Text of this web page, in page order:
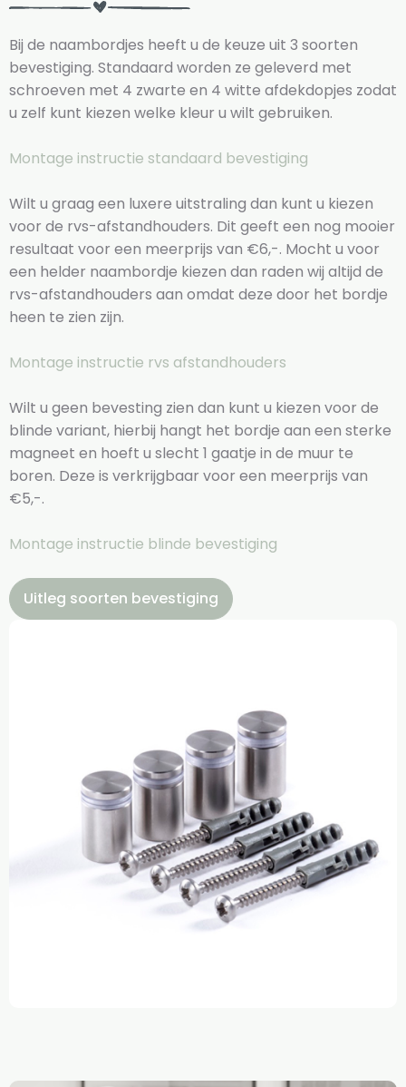
Bij de naambordjes heeft u de keuze uit 3 soorten
bevestiging. Standaard worden ze geleverd met
schroeven met 4 zwarte en 4 witte afdekdopjes zodat
u zelf kunt kiezen welke kleur u wilt gebruiken.
Montage instructie standaard bevestiging
Wilt u graag een luxere uitstraling dan kunt u kiezen
voor de rvs-afstandhouders. Dit geeft een nog mooier
resultaat voor een meerprijs van €6,-. Mocht u voor
een helder naambordje kiezen dan raden wij altijd de
rvs-afstandhouders aan omdat deze door het bordje
heen te zien zijn.
Montage instructie rvs afstandhouders
Wilt u geen bevesting zien dan kunt u kiezen voor de
blinde variant, hierbij hangt het bordje aan een sterke
magneet en hoeft u slecht 1 gaatje in de muur te
boren. Deze is verkrijgbaar voor een meerprijs van
€5,-.
Montage instructie blinde bevestiging
Uitleg soorten bevestiging